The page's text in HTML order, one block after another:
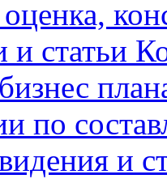
и статьи
по
и